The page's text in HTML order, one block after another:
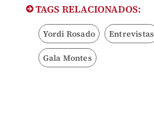
TAGS RELACIONADOS:
Yordi Rosado Entrevistas
Gala Montes